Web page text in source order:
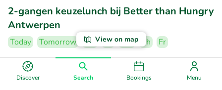
Discover Search Bookings Menu
View on map
2-gangen keuzelunch bij Better than Hungry
Antwerpen
Today Tomorrow Mo Tu We Th
Fr
Perfect• 369 reviews
Better than Hungry Antwerpen